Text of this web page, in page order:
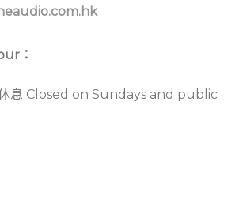
：
休息 Closed on Sundays and public